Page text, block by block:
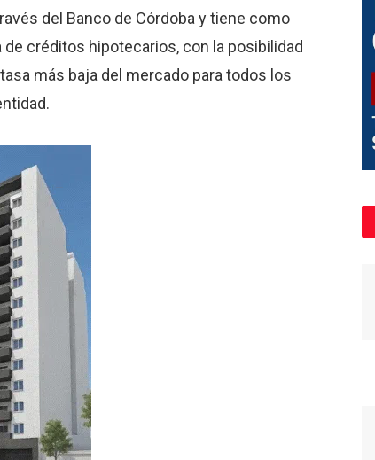
del Banco de Córdoba y tiene como
créditos hipotecarios, con la posibilidad
más baja del mercado para todos los